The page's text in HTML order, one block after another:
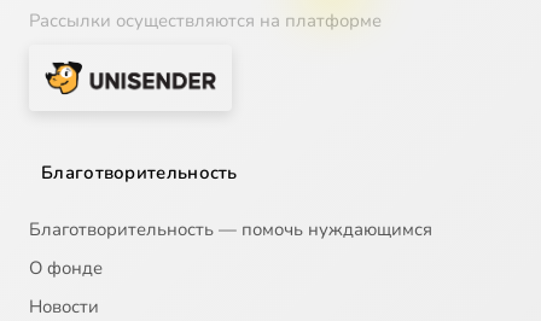
Рассылки осуществляются на платформе
Благотворительность
Благотворительность — помочь нуждающимся
О фонде
Новости